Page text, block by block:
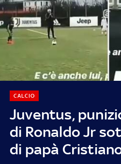
Juventus,
di Ronaldo Jr
di papà
CALCIO